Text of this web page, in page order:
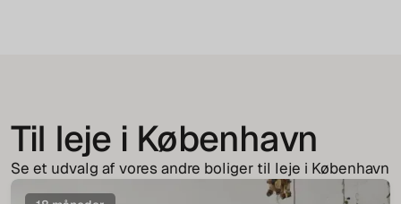
Til leje i København
Se et udvalg af vores andre boliger til leje i København